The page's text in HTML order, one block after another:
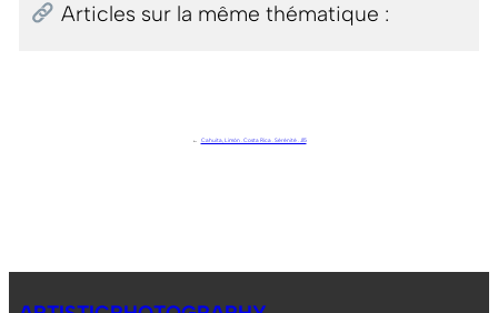
Articles sur la même thématique :
← Cahuita, Limón . Costa Rica . Sérénité . J15